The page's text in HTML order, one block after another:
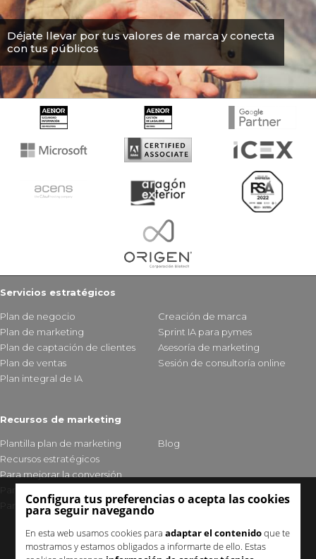
Configura tus preferencias o acepta las cookies
para seguir navegando
En esta web usamos cookies para adaptar el contenidoque te
mostramos y estamos obligados a informarte de ello. Estas
Déjate llevar por tus valores de marca y conecta
con tus públicos
Servicios estratégicos
Plan de negocio
Plan de marketing
Plan de captación de clientes
Plan de ventas
Plan integral de IA
Creación de marca
Sprint IA para pymes
Asesoría de marketing
Sesión de consultoría online
Recursos de marketing
Plantilla plan de marketing
Recursos estratégicos
Para mejorar la conversión
Para mejorar tu visibilidad
Blog